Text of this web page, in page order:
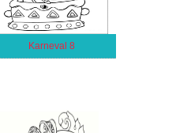
Karneval 8